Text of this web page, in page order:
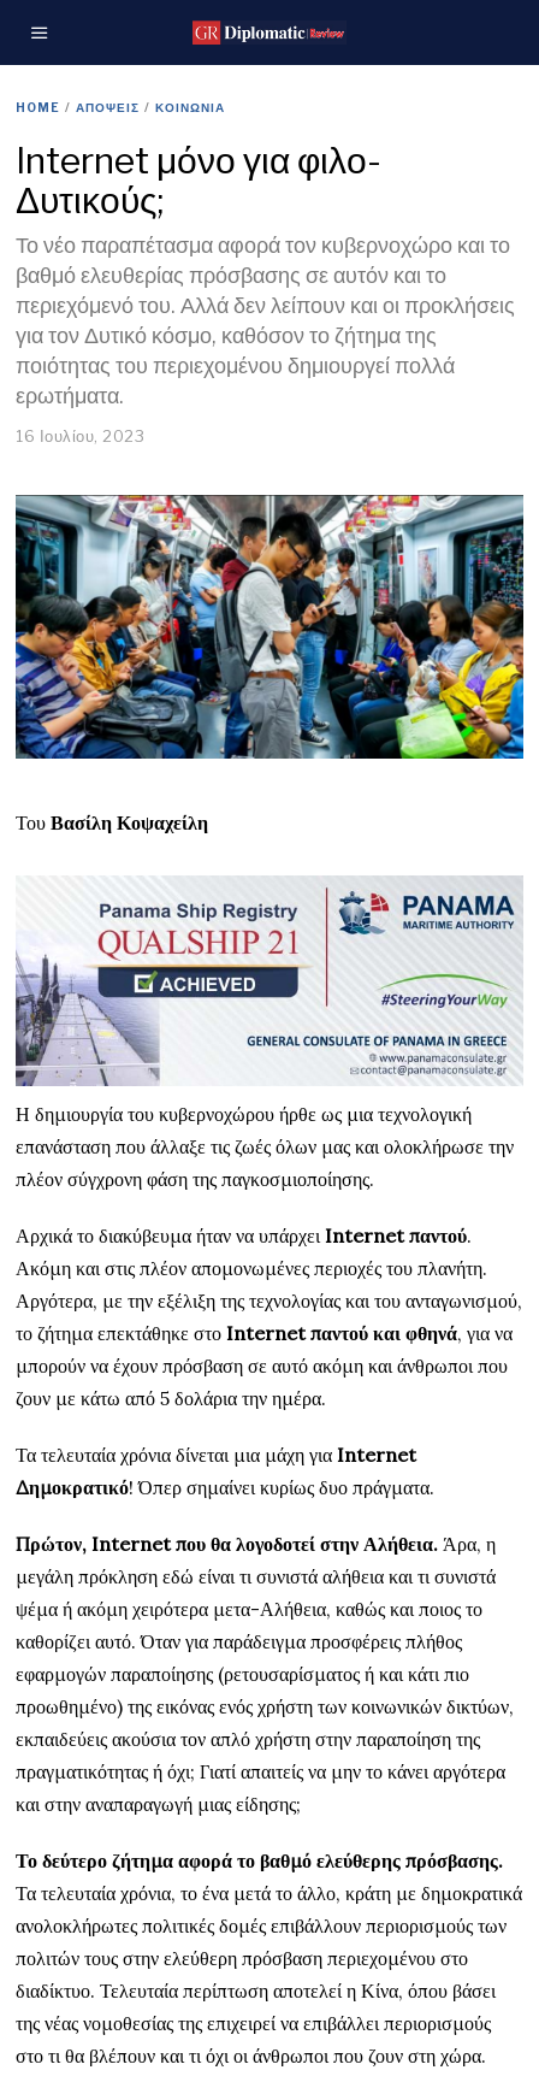
HOME / ΑΠΟΨΕΙΣ / ΚΟΙΝΩΝΙΑ
Internet μόνο για φιλο-
Δυτικούς;
Το νέο παραπέτασμα αφορά τον κυβερνοχώρο και το
βαθμό ελευθερίας πρόσβασης σε αυτόν και το
περιεχόμενό του. Αλλά δεν λείπουν και οι προκλήσεις
για τον Δυτικό κόσμο, καθόσον το ζήτημα της
ποιότητας του περιεχομένου δημιουργεί πολλά
ερωτήματα.
16 Ιουλίου, 2023
ΤουΒασίλη Κοψαχείλη
Η δημιουργία του κυβερνοχώρου ήρθε ως μια τεχνολογική
επανάσταση που άλλαξε τις ζωές όλων μας και ολοκλήρωσε την
πλέον σύγχρονη φάση της παγκοσμιοποίησης.
Αρχικά το διακύβευμα ήταν να υπάρχειInternet παντού.
Ακόμη και στις πλέον απομονωμένες περιοχές του πλανήτη.
Αργότερα, με την εξέλιξη της τεχνολογίας και του ανταγωνισμού,
το ζήτημα επεκτάθηκε στοInternet παντού και φθηνά, για να
μπορούν να έχουν πρόσβαση σε αυτό ακόμη και άνθρωποι που
ζουν με κάτω από 5 δολάρια την ημέρα.
Τα τελευταία χρόνια δίνεται μια μάχη γιαInternet
Δημοκρατικό! Όπερ σημαίνει κυρίως δυο πράγματα.
Πρώτον,Internet που θα λογοδοτεί στην Αλήθεια.Άρα, η
μεγάλη πρόκληση εδώ είναι τι συνιστά αλήθεια και τι συνιστά
ψέμα ή ακόμη χειρότερα μετα-Αλήθεια, καθώς και ποιος το
καθορίζει αυτό. Όταν για παράδειγμα προσφέρεις πλήθος
εφαρμογών παραποίησης (ρετουσαρίσματος ή και κάτι πιο
προωθημένο) της εικόνας ενός χρήστη των κοινωνικών δικτύων,
εκπαιδεύεις ακούσια τον απλό χρήστη στην παραποίηση της
πραγματικότητας ή όχι; Γιατί απαιτείς να μην το κάνει αργότερα
και στην αναπαραγωγή μιας είδησης;
Το δεύτερο ζήτημα αφορά το βαθμό ελεύθερης πρόσβασης.
Τα τελευταία χρόνια, το ένα μετά το άλλο, κράτη με δημοκρατικά
ανολοκλήρωτες πολιτικές δομές επιβάλλουν περιορισμούς των
πολιτών τους στην ελεύθερη πρόσβαση περιεχομένου στο
διαδίκτυο. Τελευταία περίπτωση αποτελεί η Κίνα, όπου βάσει
της νέας νομοθεσίας της επιχειρεί να επιβάλλει περιορισμούς
στο τι θα βλέπουν και τι όχι οι άνθρωποι που ζουν στη χώρα.